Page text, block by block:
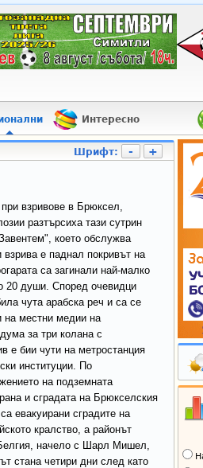
Интересно
Шрифт: - +
взривове в Брюксел,
разтърсиха тази сутрин
което обслужва
е паднал покривът на
са загинали най-малко
20 души. Според очевидци
чута арабска реч и са се
на местни медии на
за три колана с
е бии чути на метростанция
институции. По
на подземната
и сградата на Брюкселския
евакуирани сградите на
кралство, а районът
Белгия, начело с Шарл Мишел,
стана четири дни след като